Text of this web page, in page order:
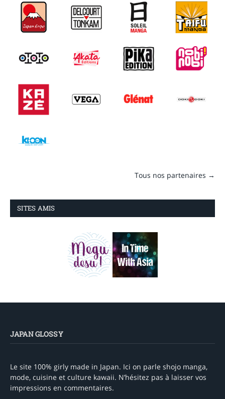
Tous nos partenaires →
SITES AMIS
JAPAN GLOSSY
Le site 100% girly made in Japan. Ici on parle shojo manga,
mode, cuisine et culture kawaii. N’hésitez pas à laisser vos
impressions en commentaires.